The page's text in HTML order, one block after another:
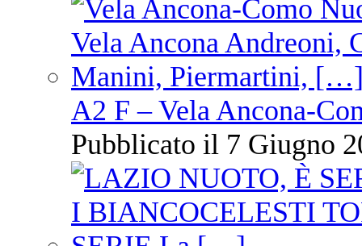
A2 F – Vela Ancona-
Pubblicato il 7 Giugno